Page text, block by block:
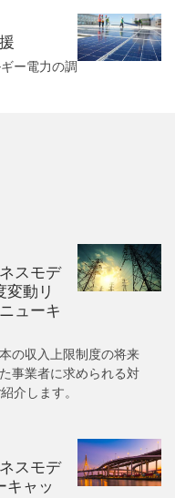
ー電力の調
スモデ
変動リ
ューキ
の収入上限制度の将来
事業者に求められる対
介します。
スモデ
キャッ